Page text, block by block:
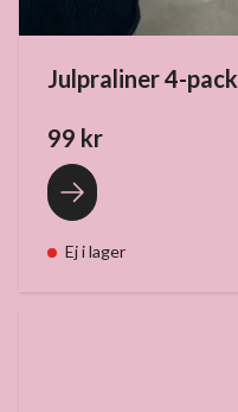
Julpraliner 4-pack
99 kr
Ej i lager